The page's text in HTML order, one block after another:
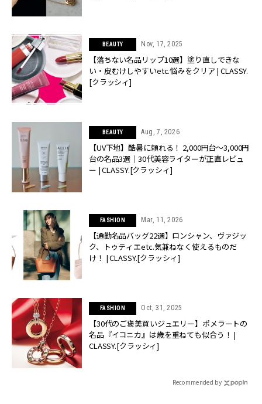
BEAUTY Nov, 17, 2025
【落ちない名品リップ10選】塗り直しできな
い・皮むけしやすいetc.悩みをクリア | CLASSY.
[クラッシィ]
BEAUTY Aug, 7, 2026
【UV下地】酷暑に頼れる！ 2,000円台〜3,000円
台の名品3選｜30代美容ライターが正直レビュ
ー | CLASSY.[クラッシィ]
FASHION Mar, 11, 2026
【通勤名品バッグ22選】ロンシャン、ヴァジッ
ク、トゥティエetc.気兼ねなく使えるものだ
け！ | CLASSY.[クラッシィ]
FASHION Oct, 31, 2025
【30代のご褒美買いジュエリー】ポメラートの
名品『イコニカ』は歳を重ねても似合う！ |
CLASSY.[クラッシィ]
Recommended by